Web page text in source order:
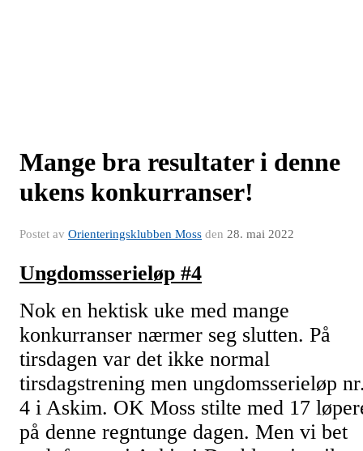
Mange bra resultater i denne
ukens konkurranser!
Postet av Orienteringsklubben Moss den 28. mai 2022
Ungdomsserieløp #4
Nok en hektisk uke med mange
konkurranser nærmer seg slutten. På
tirsdagen var det ikke normal
tirsdagstrening men ungdomsserieløp
4 i Askim. OK Moss stilte med 17
på denne regntunge dagen. Men vi bet